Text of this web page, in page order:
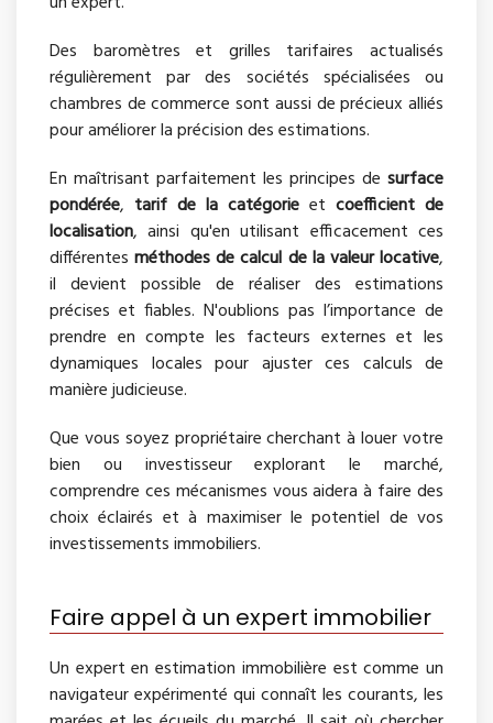
Des baromètres et grilles tarifaires actualisés
régulièrement par des sociétés spécialisées ou
chambres de commerce sont aussi de précieux alliés
pour améliorer la précision des estimations.
En maîtrisant parfaitement les principes de surface
pondérée, tarif de la catégorie et coefficient de
localisation, ainsi qu'en utilisant efficacement ces
différentesméthodes de calcul de la valeur locative,
il devient possible de réaliser des estimations
précises et fiables. N'oublions pas l’importance de
prendre en compte les facteurs externes et les
dynamiques locales pour ajuster ces calculs de
manière judicieuse.
Que vous soyez propriétaire cherchant à louer votre
bien ou investisseur explorant le marché,
comprendre ces mécanismes vous aidera à faire des
choix éclairés et à maximiser le potentiel de vos
investissements immobiliers.
Faire appel à un expert immobilier
Un expert en estimation immobilière est comme un
navigateur expérimenté qui connaît les courants, les